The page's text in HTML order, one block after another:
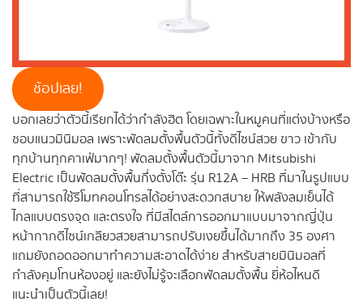
ช้อปเลย!
บอกเลยว่าตัวนี้เรียกได้ว่ากำลังฮิต โดยเฉพาะในหมูคนที่แต่งบ้างหรือ
ชอบแนวมินิมอล เพราะพัดลมตั้งพื้นตัวนี้ทั้งดีไซน์สวย ขาว เข้ากับ
ทุกบ้านทุกคาเฟ่มากๆ! พัดลมตั้งพื้นตัวนี้มาจาก Mitsubishi
Electric เป็นพัดลมตั้งพื้นกึ่งตั้งโต๊ะ รุ่น R12A – HRB ที่มาในรูปแบบ
ที่สามารถใช้รีโมทคอนโทรลได้อย่างสะดวกสบาย ให้พลังลมเย็นได้
ไกลแบบตรงจุด และตรงใจ ที่มีสไตล์การออกมาแบบมาจากญี่ปุ่น
หน้ากากดีไซน์เกลียวสวยสามารถปรับเงยขึ้นได้มากถึง 35 องศา
แถมยังถอดออกมาทำความสะอาดได้ง่าย สำหรับสายมินิมอลที่
กำลังคุมโทนห้องอยู่ และยังไม่รู้จะเลือกพัดลมตั้งพื้น ยี่ห้อไหนดี
แนะนำเป็นตัวนี้เลย!